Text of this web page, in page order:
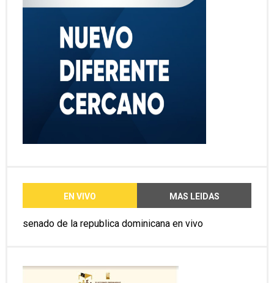
EN VIVO MAS LEIDAS
senado de la republica dominicana en vivo